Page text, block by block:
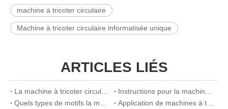
machine à tricoter circulaire
Machine à tricoter circulaire informatisée unique
ARTICLES LIÉS
La machine à tricoter circulaire double jersey est-elle un succès auprès du marché ?
Instructions pour la machine à tricoter à plat
Quels types de motifs la machine à tricoter à plat peut-elle tricoter ?
Application de machines à tricoter plates dans la production de cols et de manchettes de polos